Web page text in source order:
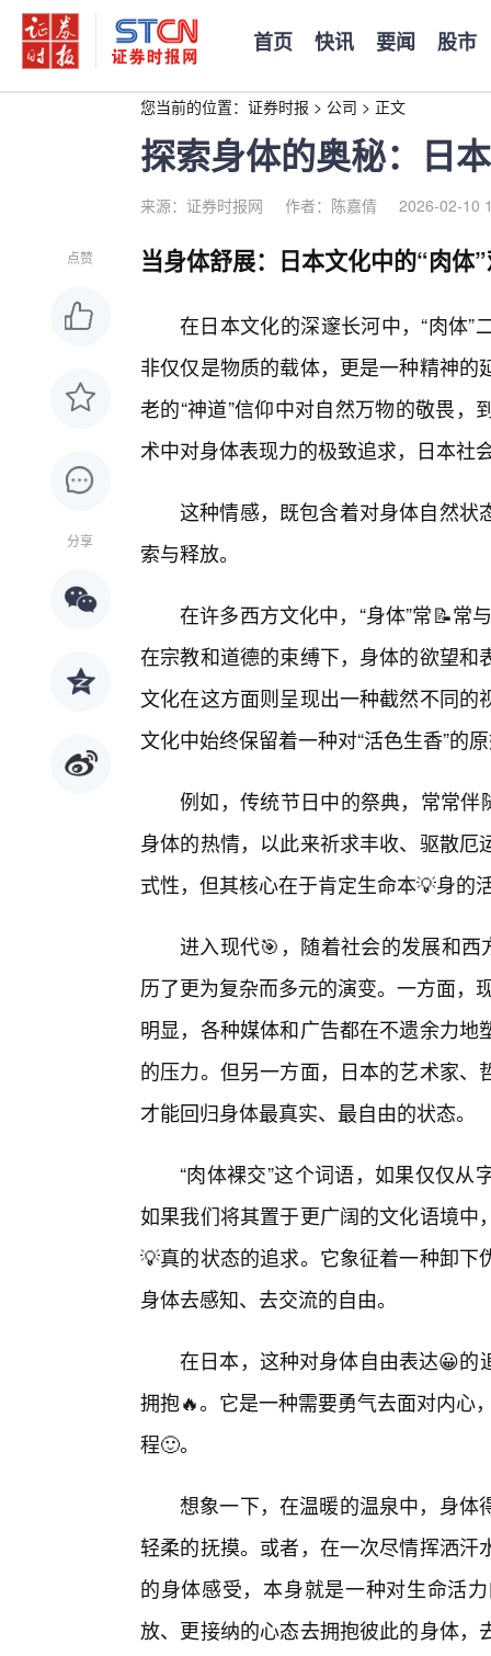
首页 快讯 要闻 股市
您当前的位置： 证券时报 > 公司 > 正文
探索身体的奥秘：日
来源：证券时报网 作者：陈嘉倩 2026-02-10
点赞
分享
当身体舒展：日本文化中的“肉体
在日本文化的深邃长河中，“肉体
非仅仅是物质的载体，更是一种精神
老的“神道”信仰中对自然万物的敬畏
术中对身体表现力的极致追求，日本社
这种情感，既包含着对身体自然状
索与释放。
在许多西方文化中，“身体”常📝常
在宗教和道德的束缚下，身体的欲望
文化在这方面则呈现出一种截然不同
文化中始终保留着一种对“活色生香”的
例如，传统节日中的祭典，常常伴
身体的热情，以此来祈求丰收、驱散
式性，但其核心在于肯定生命本💡身的
进入现代🎯，随着社会的发展和西
历了更为复杂而多元的演变。一方面，
明显，各种媒体和广告都在不遗余力
的压力。但另一方面，日本的艺术家
才能回归身体最真实、最自由的状态。
“肉体裸交”这个词语，如果仅仅
如果我们将其置于更广阔的文化语境
💡真的状态的追求。它象征着一种卸
身体去感知、去交流的自由。
在日本，这种对身体自由表达😀的
拥抱🔥。它是一种需要勇气去面对内心
程🙂。
想象一下，在温暖的温泉中，身体
轻柔的抚摸。或者，在一次尽情挥洒
的身体感受，本身就是一种对生命活
放、更接纳的心态去拥抱彼此的身体